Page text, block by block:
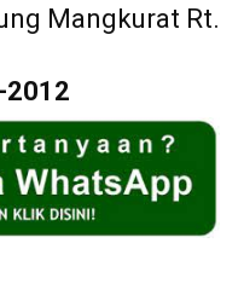
Mangkurat Rt.
2012